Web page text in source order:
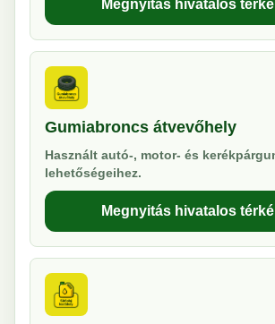
Megnyitás hivatalos
Gumiabroncs átvevőhely
Használt autó-, motor- és
lehetőségeihez.
Megnyitás hivatalos